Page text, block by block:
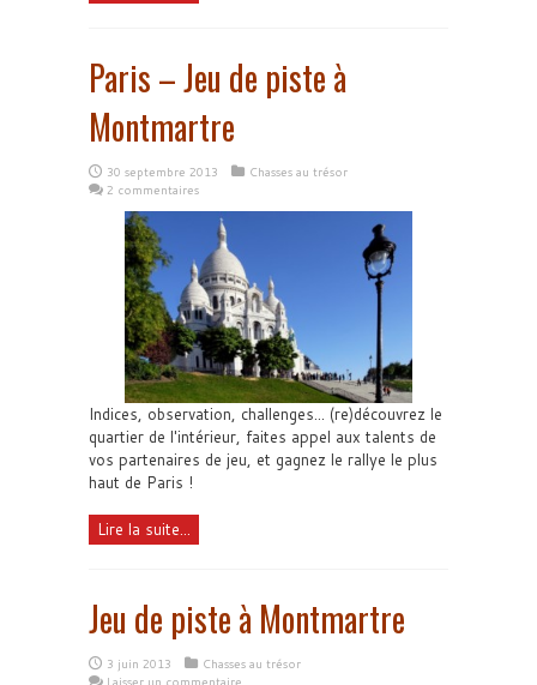
Paris – Jeu de piste à
Montmartre
30 septembre 2013
Chasses au trésor
2 commentaires
Indices, observation, challenges... (re)découvrez le
quartier de l'intérieur, faites appel aux talents de
vos partenaires de jeu, et gagnez le rallye le plus
haut de Paris !
Lire la suite...
Jeu de piste à Montmartre
3 juin 2013
Chasses au trésor
Laisser un commentaire